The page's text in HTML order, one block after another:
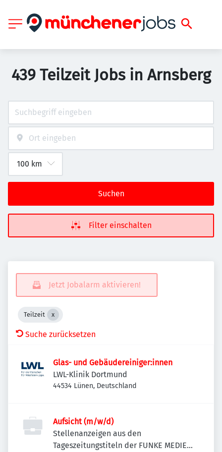
439 Teilzeit Jobs in Arnsberg
Suchen
Filter einschalten
Jetzt Jobalarm aktivieren!
Teilzeit
Suche zurücksetzen
Glas- und Gebäudereiniger:innen
LWL-Klinik Dortmund
44534 Lünen, Deutschland
Aufsicht (m/w/d)
Stellenanzeigen aus den
Tageszeitungstiteln der FUNKE MEDIEN